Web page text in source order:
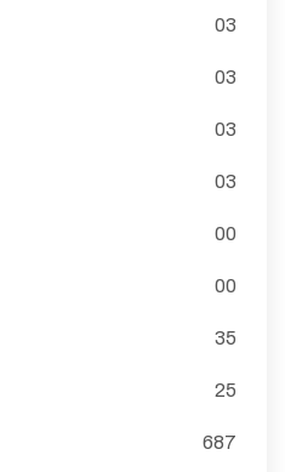
03
03
03
03
00
00
35
25
687